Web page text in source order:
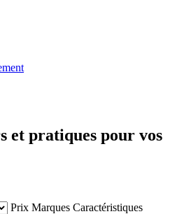
et pratiques pour vos
Prix Marques Caractéristiques